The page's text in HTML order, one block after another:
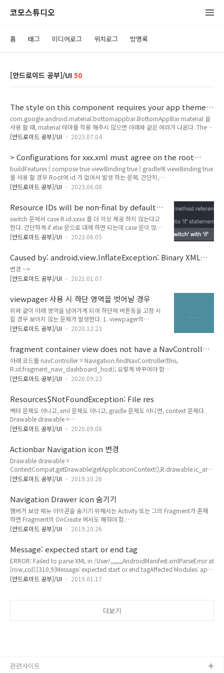
코모스튜디오
홈 태그 미디어로그 위치로그 방명록
[안드로이드 공부]/UI 50
The style on this component requires your app theme
to be Theme.MaterialComponents (or a descendant)
com.google.android.material.bottomappbar.BottomAppBar material 을
사용 할 때, material 테마를 적용 해주시 않으면 아래와 같은 에러가 나온다. The
style on this component requires your app theme to be
래와 같이 수정 해준다. 1. layout android:theme="@style/MaterialTheme" 2.
style
[안드로이드 공부]/UI 2023.07.04
> Configurations for xxx.xml must agree on the root
element's ID. Missing ID: - layout-xlarge - layout-
sw600dp @+id/_layout: - layout-xhdpi - layout-mdpi -
layout-hdpi
buildFeatures { compose true viewBinding true } gradle에 viewBinding true
를 사용 할 경우 Root에 id 가 없어서 발생 하는 문제. 간단히,
android:id="@+id/xxx" android:id="@+id/xxx" 를 넣어 주면 해결 된다.
[안드로이드 공부]/UI 2023.06.08
Resource IDs will be non-final by default
in Android Gradle Plugin version 8.0, avoid
using them in switch case statements
switch 문에서 case R.id.xxxx 를 더 이상 제공 하지 않는다고
한다. 간단하게 if else 문으로 대체 하면 되는데 case 문이 많을
경우 난감하고 귀찮다. 이럴 때는 간단히 Refactoring 을 하면
를 치고 Replace switch with if 를 선택하면 한 방에 해결 된
다.
[안드로이드 공부]/UI 2023.06.05
Caused by: android.view.InflateException: Binary XML
file line #17 in android:layout/number_picker_material:
Error inflating class
변경 -->
[안드로이드 공부]/UI
2021.01.07
viewpager 사용 시 하단 영역을 벗어날 경우
위와 같이 아래 영역을 넘어가게 되어 하단에 버튼등을 고정 시
킬 경우 보이지 않는 문제가 발생한다. 1. viewpager의
marginBottom="?actionBarSzie" 로 하게 될 경우 버튼은
른 레이아웃으로 감싸주면 스크롤 범위가 영역과 맞아져저 해결
은 되지만, 탭의 구성이 찌그러지게 된다. 즉,
CoordinatorLayout 아래 다른 레이아웃으로 감싸면 안됨. 3.
원인은
_behavior" 뷰 페이저의 스크롤링을 적용했기 때문에 하단으
로 더 길게 스크롤..
[안드로이드 공부]/UI 2020.12.23
fragment container view does not have a NavController
set
아래 코드를 navController = Navigation.findNavController(this,
R.id.fragment_navi_dashboard_host); 요렇게 바꾸어야 함
NavHostFragment navHostFragment = (NavHostFragment)
.findFragmentById(R.id.fragment_navi_dashboard_host); NavController
navController = navHostFragment.getNavController();
[안드로이드 공부]/UI 2020.09.23
Resources$NotFoundException: File res
벡터 문제도 아니고, xml 문제도 아니고, gradle 문제도 아니면, context 문제다.
Drawable drawable =
ContextCompat.getDrawable(getApplicationConetxt(),
Drawable drawable = ContextCompat.getDrawable(this,
R.drawable.ic_arrow_back_white_24dp);
[안드로이드 공부]/UI 2020.09.08
Actionbar Navigation icon 변경
Drawable drawable =
ContextCompat.getDrawable(getApplicationContext(),R.drawable.ic_arro
w_back_white_24dp); Overflow 아이콘 변경
actionBar.setDisplayHomeAsUpEnabled(true);
actionBar.setDisplayShowHomeEnabled(true); Drawable drawable =
ContextCompat.getDrawable(mContext,R.drawable.ic_arrow_back_whit
e_24dp); actionBar.setHomeAsUpIndicator(drawable); 액티비티..
[안드로이드 공부]/UI 2019.10.26
Navigation Drawer icon 숨기기
햄버거 보양 메뉴 아이콘을 숨기기 위해서는 Activity 또는 그의 Fragment가 존재
하면 Fragment의 OnCreate 에서도 해줘야 함.
setDisplayHomeAsUpEnabled(false);
[안드로이드 공부]/UI 2019.10.26
Message: expected start or end tag
ERROR: Failed to parse XML in /User/,,,,,,,,AndroidManifest.xmlParseError at
[row,col]:[310,9]Message: expected start or end tagAffected Modules: app
xml 경로가 길어서 끝까지 보지 못하는 경우가 있다.이 에러는 AndroidManifest
[안드로이드 공부]/UI 2019.01.17
더보기
관련사이트